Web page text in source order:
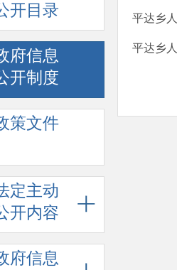
开目录
府信息
开制度
策文件
定主动
开内容
府信息
平达乡
平达乡